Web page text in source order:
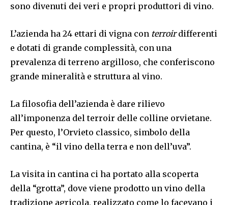
sono divenuti dei veri e propri produttori di vino.
L’azienda ha 24 ettari di vigna con terroirdifferenti
e dotati di grande complessità, con una
prevalenza di terreno argilloso, che conferiscono
grande mineralità e struttura al vino.
La filosofia dell’azienda è dare rilievo
all’imponenza del terroir delle colline orvietane.
Per questo, l’Orvieto classico, simbolo della
cantina, è “il vino della terra e non dell’uva”.
La visita in cantina ci ha portato alla scoperta
della “grotta”, dove viene prodotto un vino della
tradizione agricola, realizzato come lo facevano i